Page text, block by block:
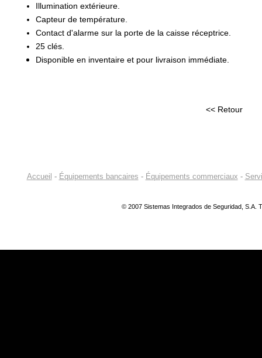
© 2007 Sistemas Integrados de Seguridad, S.A.
Illumination extérieure.
Capteur de température.
Contact d'alarme sur la porte de la caisse réceptrice.
25 clés.
Disponible en inventaire et pour livraison immédiate.
Accueil - Équipements bancaires - Équipements commerciaux -
<< Retour